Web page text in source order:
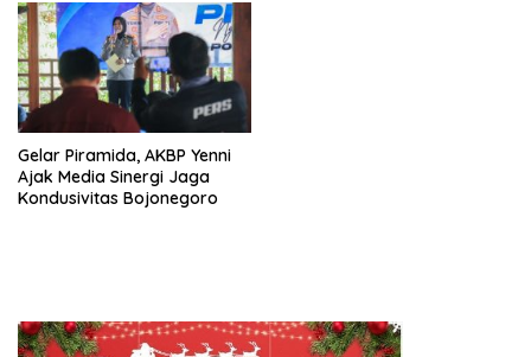
Gelar Piramida, AKBP Yenni
Ajak Media Sinergi Jaga
Kondusivitas Bojonegoro